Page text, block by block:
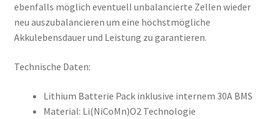
ebenfalls möglich eventuell unbalancierte Zellen wieder
neu auszubalancieren um eine höchstmögliche
Akkulebensdauer und Leistung zu garantieren.
Technische Daten:
Lithium Batterie Pack inklusive internem 30A BMS
Material: Li(NiCoMn)O2 Technologie